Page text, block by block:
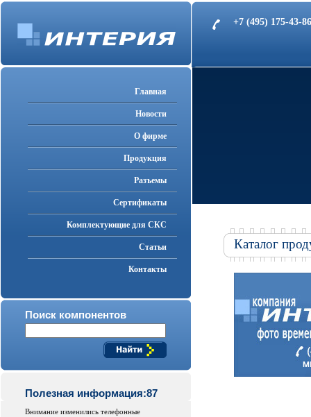
+7 (495) 175-43-
Главная
Новости
О фирме
Продукция
Разъемы
Cертификаты
Комплектующие для СКС
Статьи
Контакты
Поиск компонентов
Полезная информация:87
Внимание изменились телефонные
Каталог